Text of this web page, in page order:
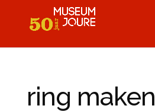
ring maken